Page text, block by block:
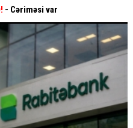
- Cəriməsi var